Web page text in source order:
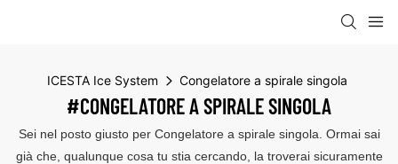
ICESTA Ice System Congelatore a spirale singola
#CONGELATORE A SPIRALE SINGOLA
Sei nel posto giusto per Congelatore a spirale singola. Ormai sai
già che, qualunque cosa tu stia cercando, la troverai sicuramente